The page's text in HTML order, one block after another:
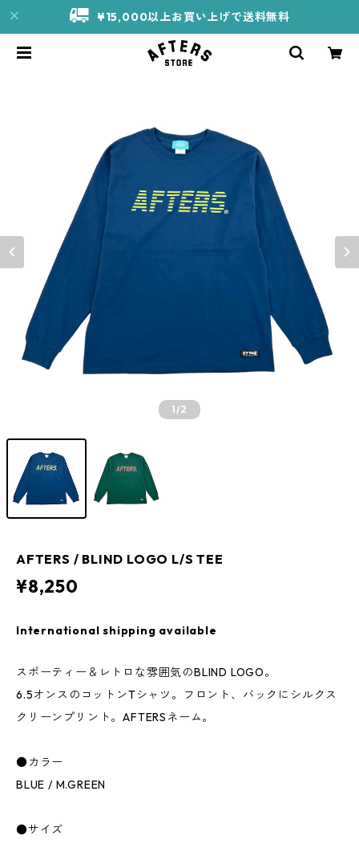
¥15,000以上お買い上げで送料無料
1/2
AFTERS / BLIND LOGO L/S TEE
¥8,250
International shipping available
スポーティー＆レトロな雰囲気のBLIND LOGO。
6.5オンスのコットンTシャツ。フロント、バックにシルクス
クリーンプリント。AFTERSネーム。
●カラー
BLUE / M.GREEN
●サイズ